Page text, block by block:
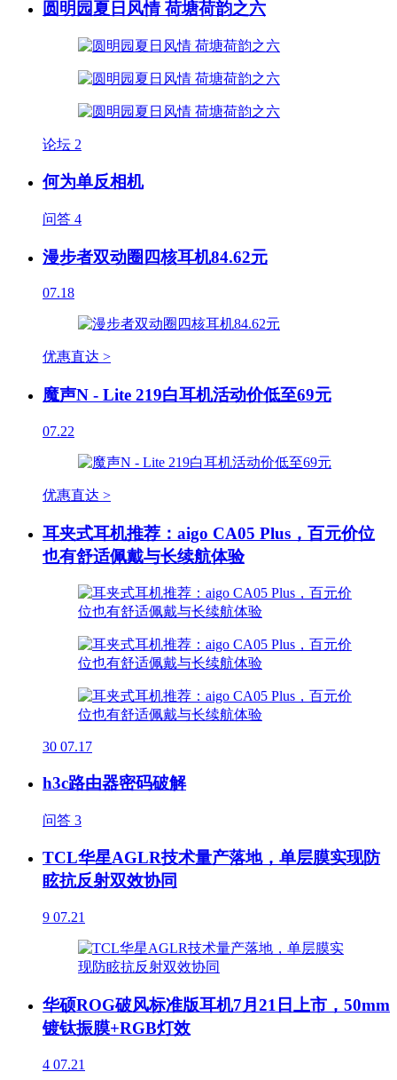
圆明园夏日风情 荷塘荷韵之六
论坛 2
何为单反相机
问答 4
漫步者双动圈四核耳机84.62元
07.18
优惠直达 >
魔声N - Lite 219白耳机活动价低至69元
07.22
优惠直达 >
耳夹式耳机推荐：aigo CA05 Plus，百元价位
也有舒适佩戴与长续航体验
30 07.17
h3c路由器密码破解
问答 3
TCL华星AGLR技术量产落地，单层膜实现防
眩抗反射双效协同
9 07.21
华硕ROG破风标准版耳机7月21日上市，50mm
镀钛振膜+RGB灯效
4 07.21